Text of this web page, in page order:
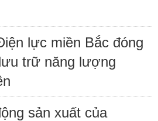
lực miền Bắc đóng
trữ năng lượng
sản xuất của